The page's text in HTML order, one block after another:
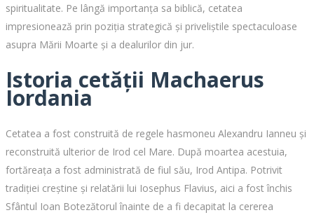
spiritualitate. Pe lângă importanța sa biblică, cetatea
impresionează prin poziția strategică și priveliștile spectaculoase
asupra Mării Moarte și a dealurilor din jur.
Istoria cetății Machaerus
Iordania
Cetatea a fost construită de regele hasmoneu Alexandru Ianneu și
reconstruită ulterior de Irod cel Mare. După moartea acestuia,
fortăreața a fost administrată de fiul său, Irod Antipa. Potrivit
tradiției creștine și relatării lui Iosephus Flavius, aici a fost închis
Sfântul Ioan Botezătorul înainte de a fi decapitat la cererea